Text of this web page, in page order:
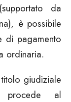
da
è possibile
di pagamento
ordinaria.
giudiziale
al